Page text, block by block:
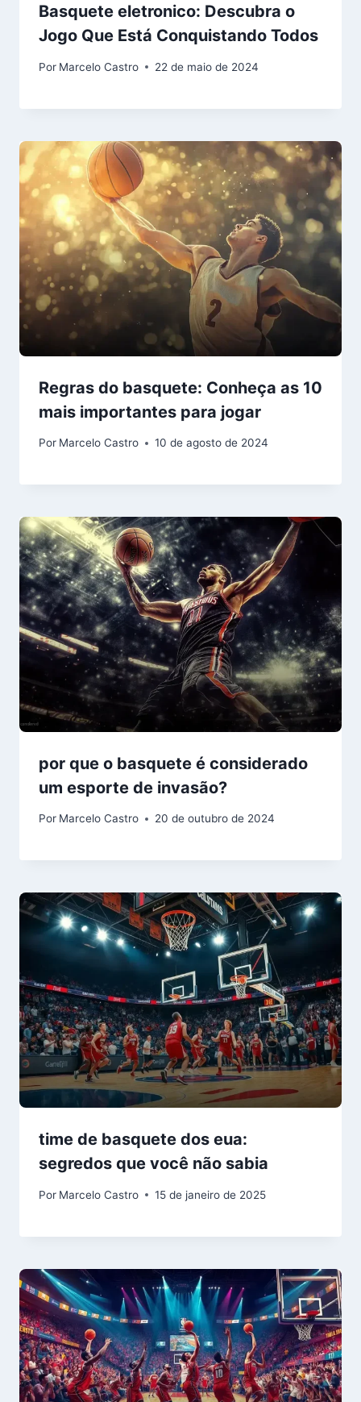
Basquete eletronico: Descubra o
Jogo Que Está Conquistando Todos
Por Marcelo Castro 22 de maio de 2024
Regras do basquete: Conheça as 10
mais importantes para jogar
Por Marcelo Castro 10 de agosto de 2024
por que o basquete é considerado
um esporte de invasão?
Por Marcelo Castro 20 de outubro de 2024
time de basquete dos eua:
segredos que você não sabia
Por Marcelo Castro 15 de janeiro de 2025